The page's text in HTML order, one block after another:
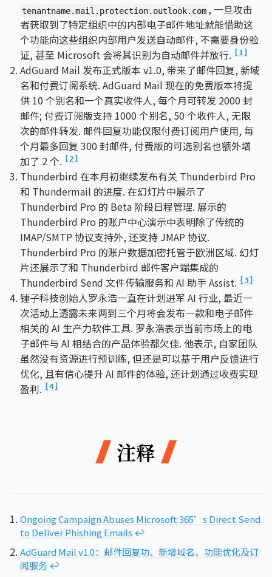
tenantname.mail.protection.outlook.com , 一旦攻击
者获取到了特定组织中的内部电子邮件地址就能借助这
个功能向这些组织内部用户发送自动邮件, 不需要身份验
证, 甚至 Microsoft 会将其识别为自动邮件并放行.
[1]
AdGuard Mail 发布正式版本 v1.0, 带来了邮件回复, 新域
名和付费订阅系统. AdGuard Mail 现在的免费版本将提
供 10 个别名和一个真实收件人, 每个月可转发 2000 封
邮件; 付费订阅版支持 1000 个别名, 50 个收件人, 无限
次的邮件转发. 邮件回复功能仅限付费订阅用户使用, 每
个月最多回复 300 封邮件, 付费版的可选别名也额外增
加了 2 个.
[2]
Thunderbird 在本月初继续发布有关 Thunderbird Pro
和 Thundermail 的进度. 在幻灯片中展示了
Thunderbird Pro 的 Beta 阶段日程管理. 展示的
Thunderbird Pro 的账户中心演示中表明除了传统的
IMAP/SMTP 协议支持外, 还支持 JMAP 协议.
Thunderbird Pro 的账户数据加密托管于欧洲区域. 幻灯
片还展示了和 Thunderbird 邮件客户端集成的
Thunderbird Send 文件传输服务和 AI 助手 Assist.
[3]
锤子科技创始人罗永浩一直在计划进军 AI 行业, 最近一
次活动上透露未来两到三个月将会发布一款和电子邮件
相关的 AI 生产力软件工具. 罗永浩表示当前市场上的电
子邮件与 AI 相结合的产品体验都欠佳. 他表示, 自家团队
虽然没有资源进行预训练, 但还是可以基于用户反馈进行
优化, 且有信心提升 AI 邮件的体验, 还计划通过收费实现
盈利.
[4]
注释
Ongoing Campaign Abuses Microsoft 365’s Direct Send
to Deliver Phishing Emails ↩︎
AdGuard Mail v1.0：邮件回复功、新增域名、功能优化及订
阅服务 ↩︎